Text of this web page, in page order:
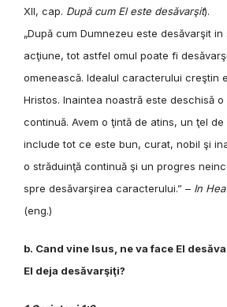
XII, cap. După cum El este desăvarşit).
„După cum Dumnezeu este desăvarşit
acţiune, tot astfel omul poate fi
omenească. Idealul caracterului creştin
Hristos. Inaintea noastră este deschisă
continuă. Avem o ţintă de atins, un ţel
include tot ce este bun, curat, nobil şi
o străduinţă continuă şi un progres
spre desăvarşirea caracterului.” – In
(eng.)
b. Cand vine Isus, ne va face El
El deja desăvarşiţi?